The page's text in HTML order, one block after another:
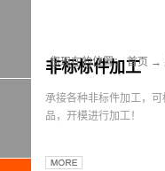
您现在的位置： 首页 →
非标标件加工
承接各种非标件加工，可
品，开模进行加工！